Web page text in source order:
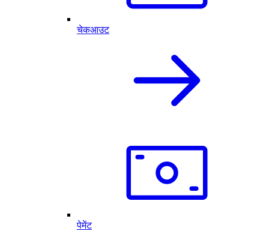
चेकआउट
पेमेंट